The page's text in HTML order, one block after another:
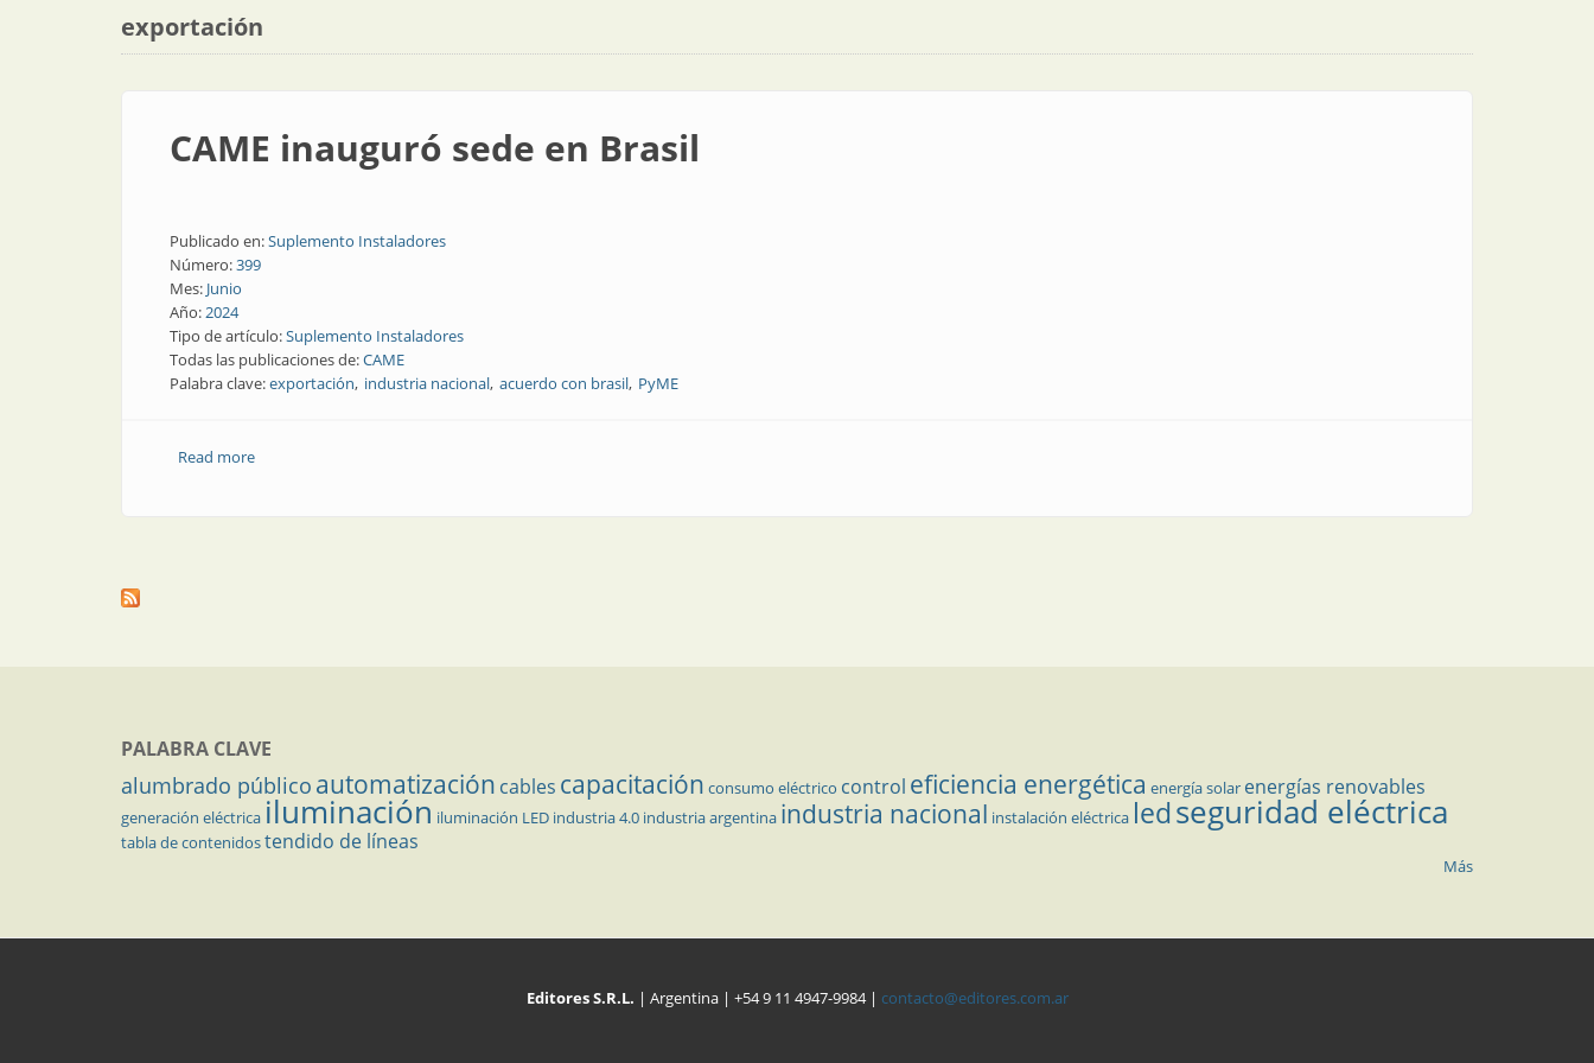
exportación
CAME inauguró sede en Brasil
Publicado en:Suplemento Instaladores
Número:399
Mes: Junio
Año:2024
Tipo de artículo:Suplemento Instaladores
Todas las publicaciones de:CAME
Palabra clave:exportación industria nacional acuerdo con brasil PyME
Read moreabout CAME inauguró sede en Brasil
PALABRA CLAVE
alumbrado público automatización cables capacitación consumo eléctrico control eficiencia energética energía solar energías renovables
generación eléctrica iluminación iluminación LED industria 4.0 industria argentina industria nacional instalación eléctrica ledseguridad eléctrica
tabla de contenidostendido de líneas
Más
Editores S.R.L. | Argentina | +54 9 11 4947-9984 | contacto@editores.com.ar